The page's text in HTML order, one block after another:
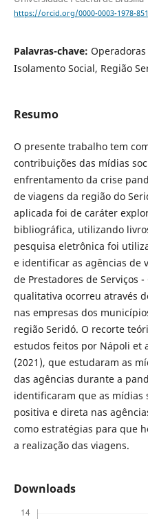
https://orcid.org/0000-0003-1978-
Palavras-chave:
Isolamento Social, Região
Resumo
O presente trabalho tem
contribuições das mídias
enfrentamento da crise
de viagens da região do
aplicada foi de caráter
bibliográfica, utilizando
pesquisa eletrônica foi
e identificar as agências de
de Prestadores de Serviços -
qualitativa ocorreu através
nas empresas dos
região Seridó. O recorte
estudos feitos por Nápoli et
(2021), que estudaram as
das agências durante a
identificaram que as
positiva e direta nas
como estratégias para que
a realização das viagens.
Downloads